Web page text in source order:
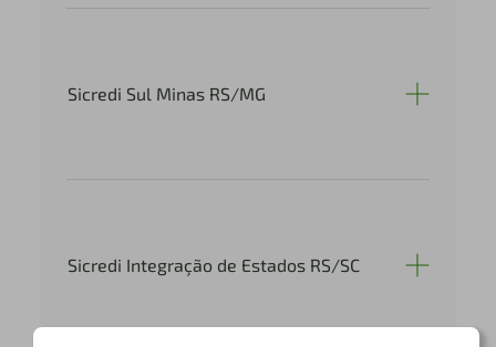
Sicredi Sul Minas RS/MG
Sicredi Integração de Estados RS/SC